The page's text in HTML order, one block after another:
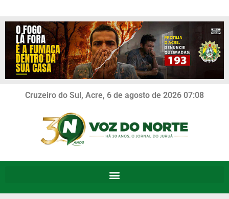
Cruzeiro do Sul, Acre, 6 de agosto de 2026 07:08